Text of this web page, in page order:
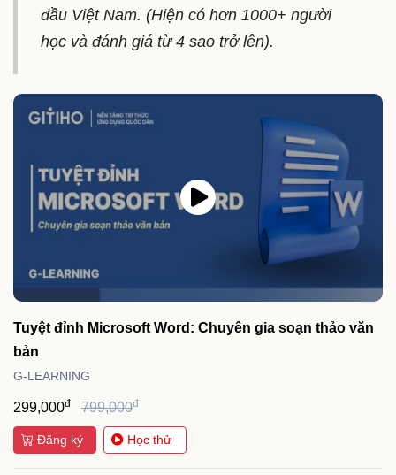
đầu Việt Nam. (Hiện có hơn 1000+ người
học và đánh giá từ 4 sao trở lên).
Tuyệt đỉnh Microsoft Word: Chuyên gia soạn thảo văn
bản
G-LEARNING
299,000đ 799,000đ
Đăng ký Học thử